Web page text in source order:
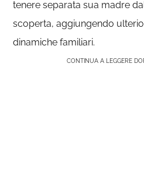
tenere separata sua madre
scoperta, aggiungendo
dinamiche familiari.
CONTINUA A LEGGERE